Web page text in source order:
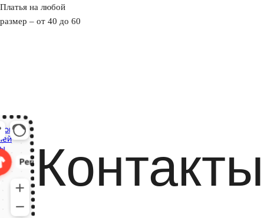
Платья на любой
размер – от 40 до 60
Контакты